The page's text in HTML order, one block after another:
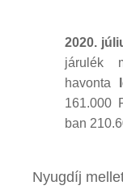
2020.
járulék
havonta
161.000
ban
Nyugdíj